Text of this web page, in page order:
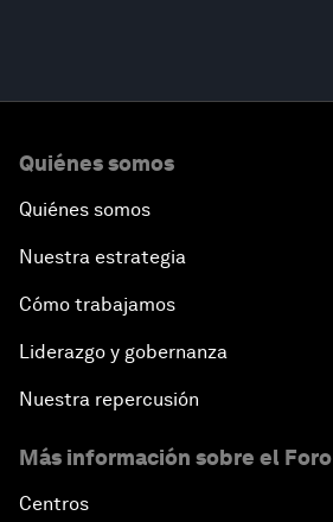
Quiénes somos
Quiénes somos
Nuestra estrategia
Cómo trabajamos
Liderazgo y gobernanza
Nuestra repercusión
Más información sobre el Foro
Centros